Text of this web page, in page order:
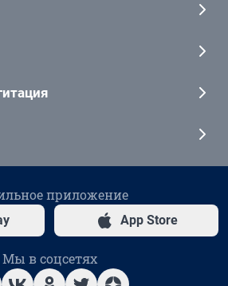
приложение
App Store
Мы в соцсетях